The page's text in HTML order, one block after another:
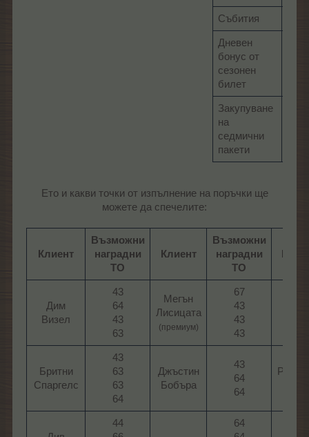
Събития
Дневен
бонус от
сезонен
билет
Закупуване
на
седмични
пакети
Ето и какви точки от изпълнение на поръчки ще
можете да спечелите:
Клиент
Възможни
наградни
ТО
Клиент
Възможни
наградни
ТО
Дим
Визел​
43
64
43
63​
Мегън
Лисицата
(премиум)
67
43
43
43​
Бритни
Спаргелс​
43
63
63
64​
Джъстин
Бобъра​
43
64
64​
44
64